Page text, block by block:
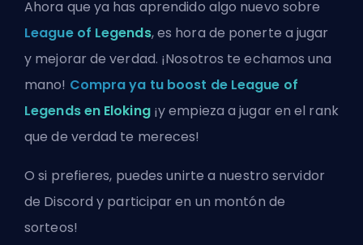
Ahora que ya has aprendido algo nuevo sobre
League of Legends, es hora de ponerte a jugar
y mejorar de verdad. ¡Nosotros te echamos una
mano! Compra ya tu boost de League of
Legends en Eloking¡y empieza a jugar en el rank
que de verdad te mereces!
O si prefieres, puedesunirte a nuestro servidor
de Discord y participar en un montón de
sorteos!